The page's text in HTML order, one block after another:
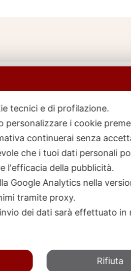
tecnici e di profilazione.
personalizzare i cookie
continuerai senza
che i tuoi dati personali
l'efficacia della pubblicità.
Google Analytics nella
tramite proxy.
dei dati sarà effettuato
Rifiuta